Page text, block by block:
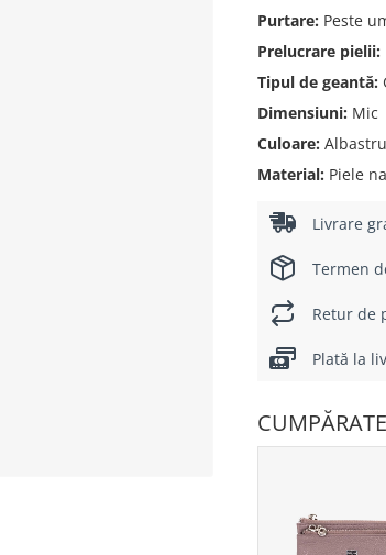
Purtare: Peste
Prelucrare pielii:
Tipul de geantă:
Dimensiuni: Mic
Culoare: Albastru
Material: Piele
Livrare
Termen
Retur de
Plată la